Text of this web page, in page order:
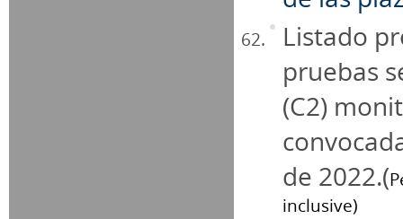
Listado
pruebas
(C2)
de 2022.(
inclusive)